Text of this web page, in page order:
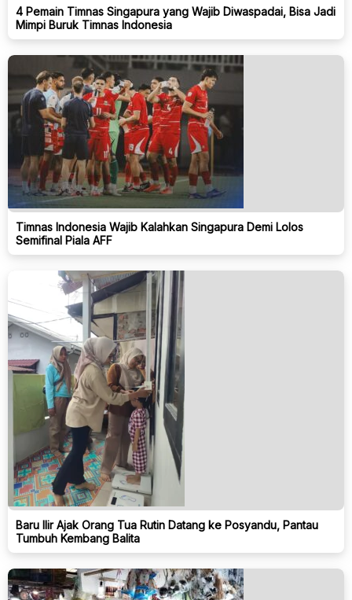
4 Pemain Timnas Singapura yang Wajib Diwaspadai, Bisa Jadi
Mimpi Buruk Timnas Indonesia
Timnas Indonesia Wajib Kalahkan Singapura Demi Lolos
Semifinal Piala AFF
Baru Ilir Ajak Orang Tua Rutin Datang ke Posyandu, Pantau
Tumbuh Kembang Balita